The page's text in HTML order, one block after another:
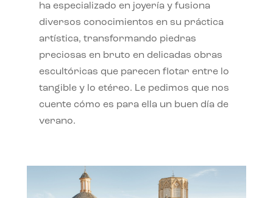
ha especializado en joyería y fusiona
diversos conocimientos en su práctica
artística, transformando piedras
preciosas en bruto en delicadas obras
escultóricas que parecen flotar entre lo
tangible y lo etéreo. Le pedimos que nos
cuente cómo es para ella un buen día de
verano.